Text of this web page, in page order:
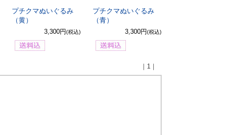
プチクマぬいぐるみ
（黄）
3,300円(税込)
プチクマぬいぐるみ
（青）
3,300円(税込)
｜1｜